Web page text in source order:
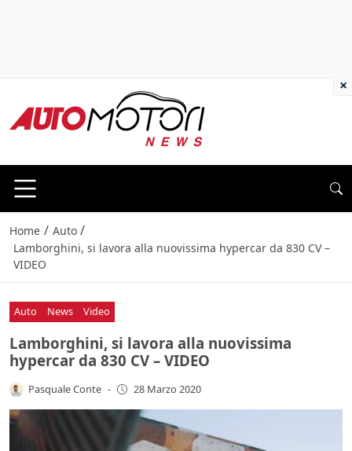
Home / Auto /
Lamborghini, si lavora alla nuovissima hypercar da 830 CV –
VIDEO
Auto News Video
Lamborghini, si lavora alla nuovissima
hypercar da 830 CV – VIDEO
Pasquale Conte - 28 Marzo 2020
×